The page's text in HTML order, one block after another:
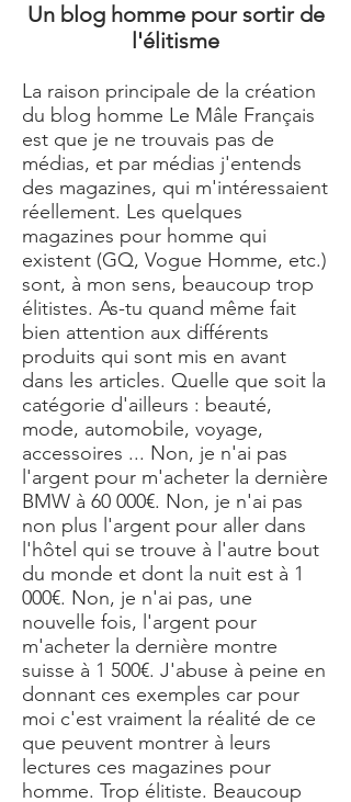
Un blog homme pour sortir de
l'élitisme
La raison principale de la création
du blog homme Le Mâle Français
est que je ne trouvais pas de
médias, et par médias j'entends
des magazines, qui m'intéressaient
réellement. Les quelques
magazines pour homme qui
existent (GQ, Vogue Homme, etc.)
sont, à mon sens, beaucoup trop
élitistes. As-tu quand même fait
bien attention aux différents
produits qui sont mis en avant
dans les articles. Quelle que soit la
catégorie d'ailleurs : beauté,
mode, automobile, voyage,
accessoires ... Non, je n'ai pas
l'argent pour m'acheter la dernière
BMW à 60 000€. Non, je n'ai pas
non plus l'argent pour aller dans
l'hôtel qui se trouve à l'autre bout
du monde et dont la nuit est à 1
000€. Non, je n'ai pas, une
nouvelle fois, l'argent pour
m'acheter la dernière montre
suisse à 1 500€. J'abuse à peine en
donnant ces exemples car pour
moi c'est vraiment la réalité de ce
que peuvent montrer à leurs
lectures ces magazines pour
homme. Trop élitiste. Beaucoup